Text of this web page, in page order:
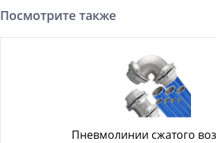
Посмотрите также
Пневмолинии сжатого